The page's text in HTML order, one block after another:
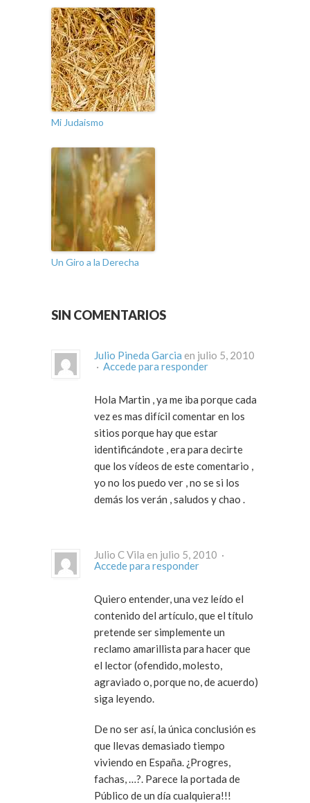
Mi Judaismo
Un Giro a la Derecha
SIN COMENTARIOS
Julio Pineda Garcia en julio 5, 2010
· Accede para responder
Hola Martin , ya me iba porque cada
vez es mas difícil comentar en los
sitios porque hay que estar
identificándote , era para decirte
que los vídeos de este comentario ,
yo no los puedo ver , no se si los
demás los verán , saludos y chao .
Julio C Vila en julio 5, 2010 ·
Accede para responder
Quiero entender, una vez leído el
contenido del artículo, que el título
pretende ser simplemente un
reclamo amarillista para hacer que
el lector (ofendido, molesto,
agraviado o, porque no, de acuerdo)
siga leyendo.
De no ser así, la única conclusión es
que llevas demasiado tiempo
viviendo en España. ¿Progres,
fachas, …?. Parece la portada de
Público de un día cualquiera!!!